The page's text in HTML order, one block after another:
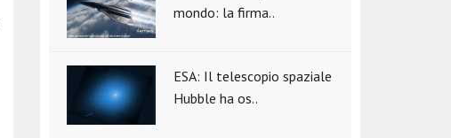
mondo: la firma..
ESA: Il telescopio spaziale
Hubble ha os..